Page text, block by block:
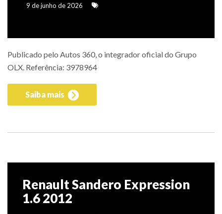
9 de junho de 2026
Publicado pelo Autos 360, o integrador oficial do Grupo
OLX. Referência: 3978964
Saiba mais
Renault Sandero Expression
1.6 2012